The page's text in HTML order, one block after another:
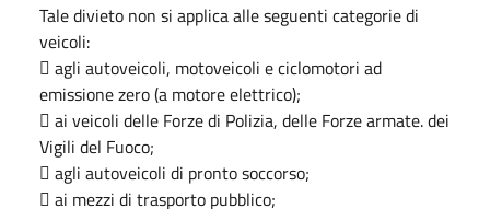
Tale divieto non si applica alle seguenti categorie di
veicoli:
 agli autoveicoli, motoveicoli e ciclomotori ad
emissione zero (a motore elettrico);
 ai veicoli delle Forze di Polizia, delle Forze armate. dei
Vigili del Fuoco;
 agli autoveicoli di pronto soccorso;
 ai mezzi di trasporto pubblico;